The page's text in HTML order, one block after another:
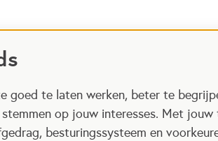
goed te laten werken, beter te
op jouw interesses. Met
besturingssysteem en